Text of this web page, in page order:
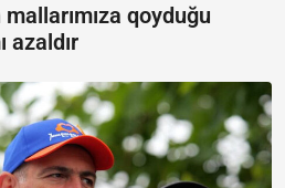
qoyduğu
azaldır